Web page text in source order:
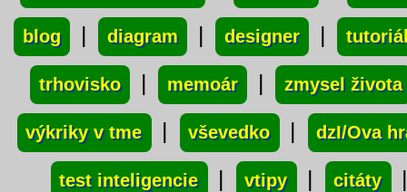
blog | diagram | designer |
trhovisko | memoár | zmysel života
výkriky v tme | vševedko | dzI/Ova
test inteligencie | vtipy | citáty